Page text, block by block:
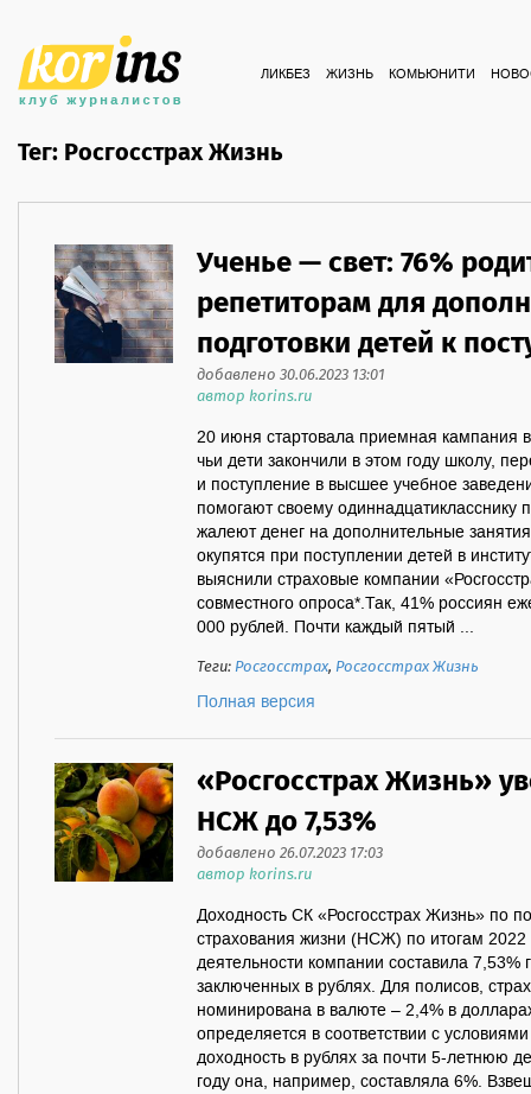
ЛИКБЕЗ ЖИЗНЬ КОМЬЮНИТИ
Тег: Росгосстрах Жизнь
Ученье — свет: 76%
репетиторам для
подготовки детей к
добавлено 30.06.2023 13:01
автор korins.ru
20 июня стартовала приемная кампания
чьи дети закончили в этом году школу,
и поступление в высшее учебное
помогают своему одиннадцатикласснику
жалеют денег на дополнительные
окупятся при поступлении детей в
выяснили страховые компании
совместного опроса*.Так, 41% россиян
000 рублей. Почти каждый пятый ...
Теги:Росгосстрах, Росгосстрах Жизнь
Полная версия
«Росгосстрах Жизнь»
НСЖ до 7,53%
добавлено 26.07.2023 17:03
автор korins.ru
Доходность СК «Росгосстрах Жизнь» по
страхования жизни (НСЖ) по итогам 2022
деятельности компании составила 7,53%
заключенных в рублях. Для полисов,
номинирована в валюте – 2,4% в
определяется в соответствии с
доходность в рублях за почти 5-летнюю
году она, например, составляла 6%.